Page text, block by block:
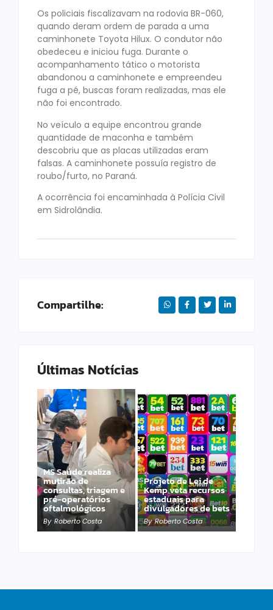
Os policiais fiscalizavam na rodovia BR-060,
quando deram ordem de parada a uma
caminhonete Toyota Hilux. O condutor não
obedeceu e iniciou fuga. Durante o
acompanhamento tático o motorista
abandonou a caminhonete e empreendeu
fuga a pé, buscas foram realizadas, mas ele
não foi encontrado.
No veículo a equipe encontrou grande
quantidade de maconha e também
descobriu que as placas utilizadas eram
falsas. A caminhonete possuía registro de
roubo/furto, no Paraná.
A ocorrência foi encaminhada à Polícia Civil
em Sidrolândia.
Compartilhe:
Últimas Notícias
MS Saúde realiza
mutirão de
consultas, triagem e
pré-operatórios
oftalmológicos
By Roberto Costa
Projeto de Lei de
Kemp veta recursos
estaduais para
divulgadores de bets
By Roberto Costa
Imaginário
Maracangalha
apresenta
“TRANSBORDA” com
duas intervenções
gratuitas na 14 de
Julho
By Roberto Costa